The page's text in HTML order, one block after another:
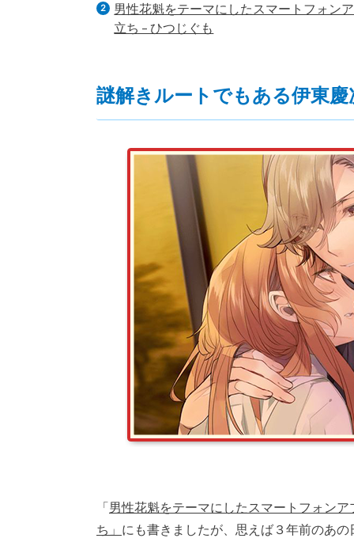
男性花魁をテーマにしたスマートフォン
立ち – ひつじぐも
謎解きルートでもある伊東
「男性花魁をテーマにしたスマートフォン
ち」 にも書きましたが、思えば３年前のあの